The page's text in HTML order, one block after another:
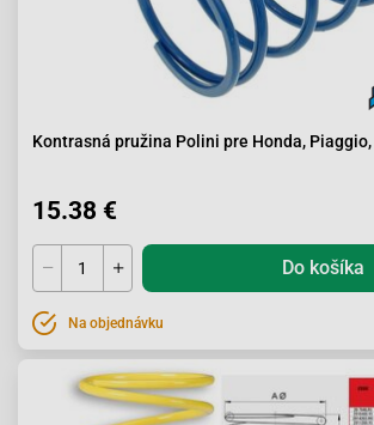
Kontrasná pružina Polini pre Honda,
15.38 €
Do košíka
Na objednávku